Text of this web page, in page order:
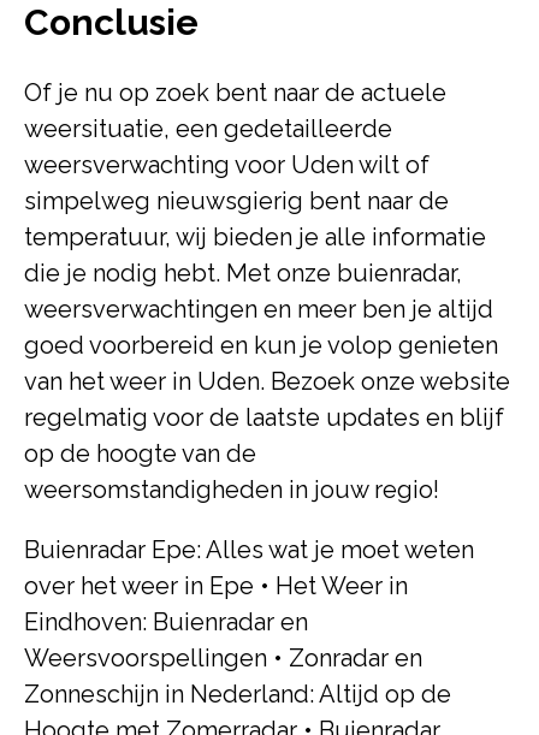
Conclusie
Of je nu op zoek bent naar de actuele
weersituatie, een gedetailleerde
weersverwachting voor Uden wilt of
simpelweg nieuwsgierig bent naar de
temperatuur, wij bieden je alle informatie
die je nodig hebt. Met onze buienradar,
weersverwachtingen en meer ben je altijd
goed voorbereid en kun je volop genieten
van het weer in Uden. Bezoek onze website
regelmatig voor de laatste updates en blijf
op de hoogte van de
weersomstandigheden in jouw regio!
Buienradar Epe: Alles wat je moet weten
over het weer in Epe • Het Weer in
Eindhoven: Buienradar en
Weersvoorspellingen • Zonradar en
Zonneschijn in Nederland: Altijd op de